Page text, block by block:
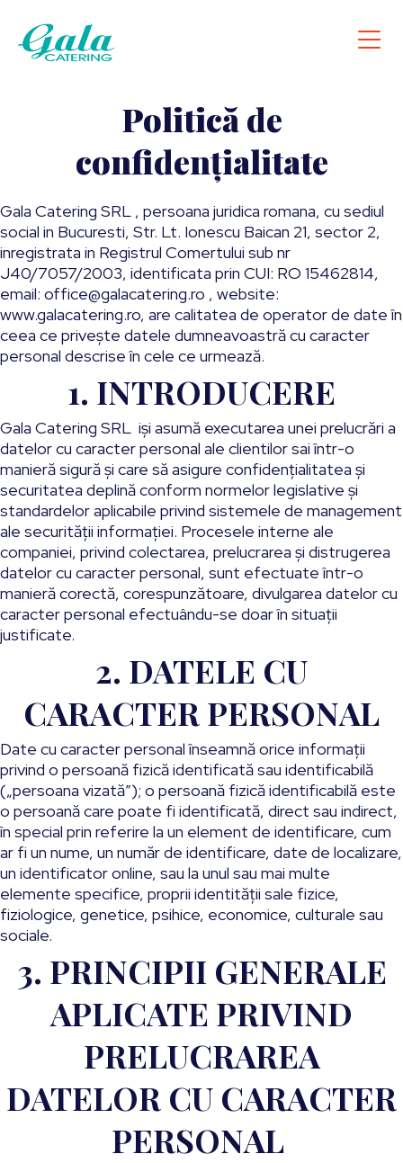
Politică de
confidențialitate
Gala Catering SRL , persoana juridica romana, cu sediul
social in Bucuresti, Str. Lt. Ionescu Baican 21, sector 2,
inregistrata in Registrul Comertului sub nr
J40/7057/2003, identificata prin CUI: RO 15462814,
email: office@galacatering.ro , website:
www.galacatering.ro, are calitatea de operator de date în
ceea ce privește datele dumneavoastră cu caracter
personal descrise în cele ce urmează.
1. INTRODUCERE
Gala Catering SRL iși asumă executarea unei prelucrări a
datelor cu caracter personal ale clientilor sai într-o
manieră sigură și care să asigure confidențialitatea și
securitatea deplină conform normelor legislative şi
standardelor aplicabile privind sistemele de management
ale securităţii informaţiei. Procesele interne ale
companiei, privind colectarea, prelucrarea și distrugerea
datelor cu caracter personal, sunt efectuate într-o
manieră corectă, corespunzătoare, divulgarea datelor cu
caracter personal efectuându-se doar în situații
justificate.
2. DATELE CU
CARACTER PERSONAL
Date cu caracter personal înseamnă orice informații
privind o persoană fizică identificată sau identificabilă
(„persoana vizată”); o persoană fizică identificabilă este
o persoană care poate fi identificată, direct sau indirect,
în special prin referire la un element de identificare, cum
ar fi un nume, un număr de identificare, date de localizare,
un identificator online, sau la unul sau mai multe
elemente specifice, proprii identității sale fizice,
fiziologice, genetice, psihice, economice, culturale sau
sociale.
3. PRINCIPII GENERALE
APLICATE PRIVIND
PRELUCRAREA
DATELOR CU CARACTER
PERSONAL